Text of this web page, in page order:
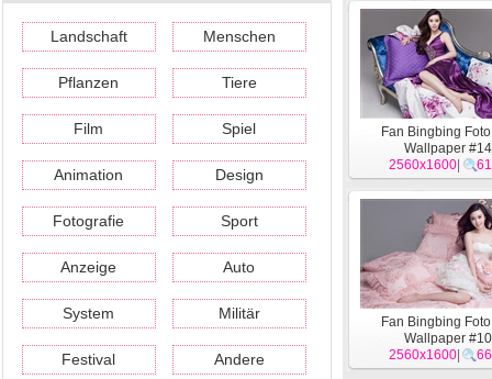
Landschaft Menschen
Pflanzen Tiere
Film Spiel
Animation Design
Fotografie Sport
Anzeige Auto
System Militär
Festival Andere
Fan Bingbing
Wallpaper #14
2560x1600
Fan Bingbing
Wallpaper #10
2560x1600